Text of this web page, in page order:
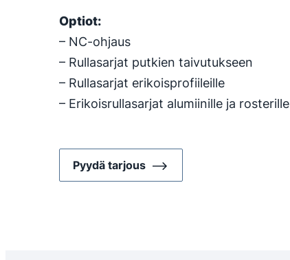
Optiot:
– NC-ohjaus
– Rullasarjat putkien taivutukseen
– Rullasarjat erikoisprofiileille
– Erikoisrullasarjat alumiinille ja rosterille
Pyydä tarjous